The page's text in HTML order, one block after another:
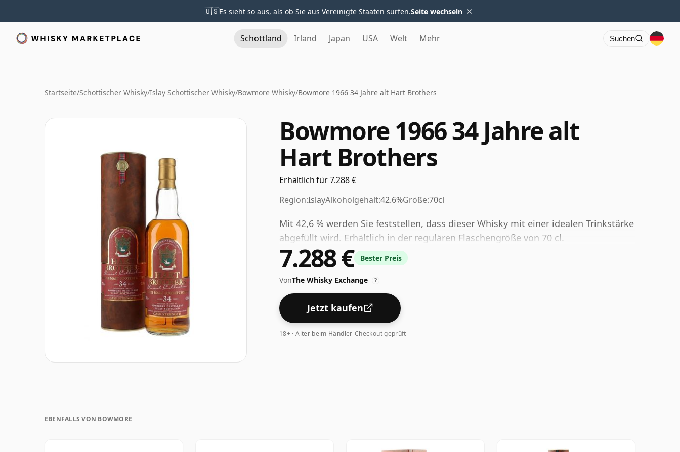
🇺🇸Es sieht so aus, als ob Sie aus Vereinigte Staaten surfen.Seite wechseln ×
Schottland Irland Japan USA Welt Mehr Suchen
Startseite/Schottischer Whisky/Islay Schottischer Whisky/Bowmore Whisky/Bowmore 1966 34 Jahre alt Hart Brothers
Bowmore 1966 34 Jahre alt
Hart Brothers
Erhältlich für 7.288 €
Region:IslayAlkoholgehalt:42.6%Größe:70cl
Mit 42,6 % werden Sie feststellen, dass dieser Whisky mit einer idealen Trinkstärke
abgefüllt wird. Erhältlich in der regulären Flaschengröße von 70 cl.
7.288 € Bester Preis
VonThe Whisky Exchange ?
Jetzt kaufen
18+ · Alter beim Händler-Checkout geprüft
EBENFALLS VON BOWMORE